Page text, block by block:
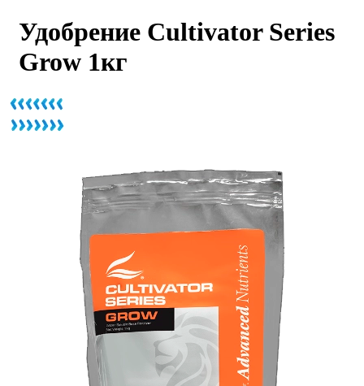
Удобрение Cultivator Series
Grow 1кг